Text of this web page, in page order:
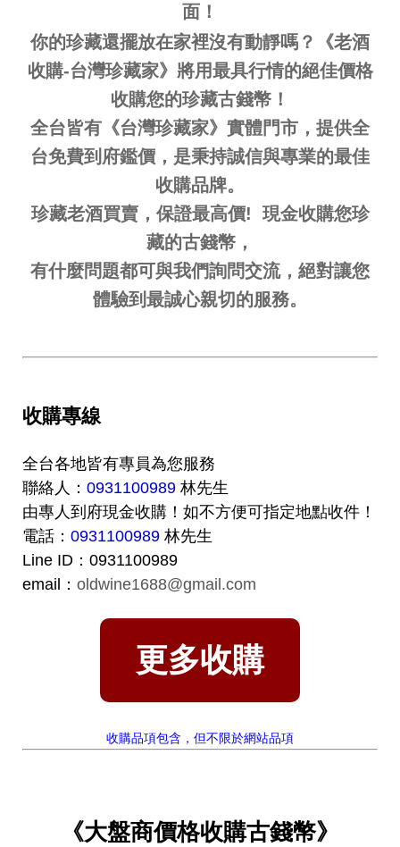
面！
你的珍藏還擺放在家裡沒有動靜嗎？《老酒
收購-台灣珍藏家》將用最具行情的絕佳價格
收購您的珍藏古錢幣 ！
全台皆有《台灣珍藏家》實體門市，提供全
台免費到府鑑價，是秉持誠信與專業的最佳
收購品牌。
珍藏老酒買賣，保證最高價! 現金收購您珍
藏的古錢幣 ，
有什麼問題都可與我們詢問交流，絕對讓您
體驗到最誠心親切的服務。
收購專線
全台各地皆有專員為您服務
聯絡人：0931100989 林先生
由專人到府現金收購！如不方便可指定地點收件！
電話：0931100989 林先生
Line ID：0931100989
email：oldwine1688@gmail.com
更多收購
收購品項包含，但不限於網站品項
《大盤商價格收購古錢幣》